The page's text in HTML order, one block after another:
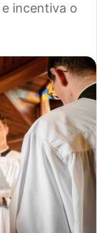
incentiva o